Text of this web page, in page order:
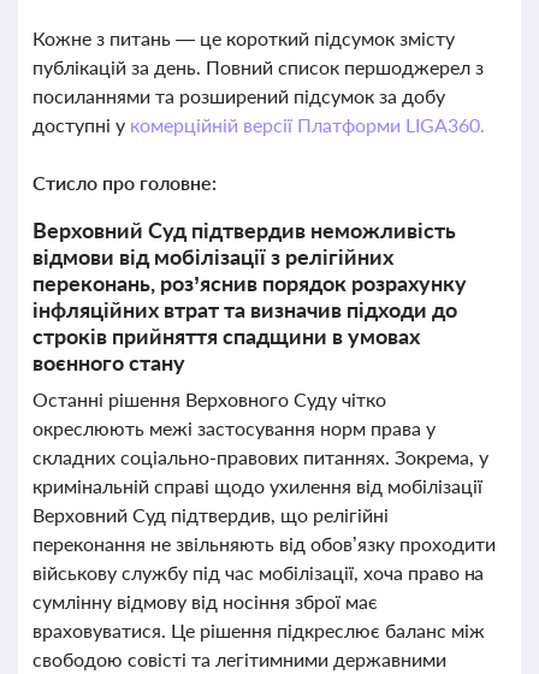
Кожне з питань — це короткий підсумок змісту
публікацій за день. Повний список першоджерел з
посиланнями та розширений підсумок за добу
доступні у комерційній версії Платформи LIGA360.
Стисло про головне:
Верховний Суд підтвердив неможливість
відмови від мобілізації з релігійних
переконань, роз’яснив порядок розрахунку
інфляційних втрат та визначив підходи до
строків прийняття спадщини в умовах
воєнного стану
Останні рішення Верховного Суду чітко
окреслюють межі застосування норм права у
складних соціально-правових питаннях. Зокрема, у
кримінальній справі щодо ухилення від мобілізації
Верховний Суд підтвердив, що релігійні
переконання не звільняють від обов’язку проходити
військову службу під час мобілізації, хоча право на
сумлінну відмову від носіння зброї має
враховуватися. Це рішення підкреслює баланс між
свободою совісті та легітимними державними